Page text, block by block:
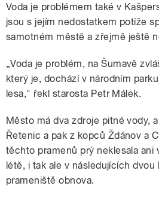
Voda je problémem také v
jsou s jejím nedostatkem potíže
samotném městě a zřejmě ještě
„Voda je problém, na Šumavě
který je, dochází v národním
lesa," řekl starosta Petr Málek.
Město má dva zdroje pitné vody,
Řetenic a pak z kopců Ždánov a
těchto pramenů prý neklesala ani
létě, i tak ale v následujících
prameniště obnova.